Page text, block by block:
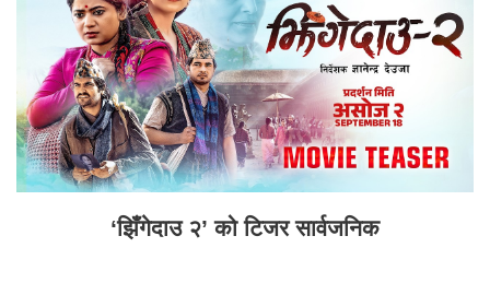
‘झिँगेदाउ २’ को टिजर सार्वजनिक